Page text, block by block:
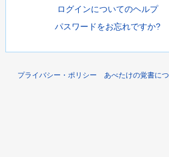
ログインについてのヘルプ
パスワードをお忘れですか?
プライバシー・ポリシー あべたけの覚書に